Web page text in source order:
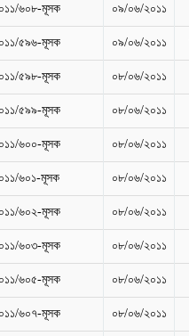
৬০৮-মূসক ০৯/০৬/২০১১
৫৯৬-মূসক ০৯/০৬/২০১১
৫৯৮-মূসক ০৮/০৬/২০১১
৫৯৯-মূসক ০৮/০৬/২০১১
৬০০-মূসক ০৮/০৬/২০১১
৬০১-মূসক ০৮/০৬/২০১১
৬০২-মূসক ০৮/০৬/২০১১
৬০৩-মূসক ০৮/০৬/২০১১
৬০৫-মূসক ০৮/০৬/২০১১
৬০৭-মূসক ০৮/০৬/২০১১